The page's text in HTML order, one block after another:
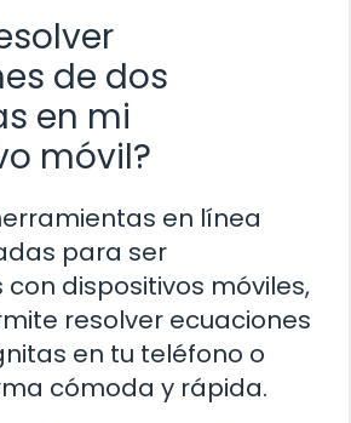
de dos
en mi
móvil?
en línea
para ser
dispositivos móviles,
resolver ecuaciones
en tu teléfono o
cómoda y rápida.